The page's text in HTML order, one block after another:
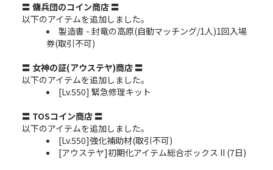
〓 傭兵団のコイン商店 〓
以下のアイテムを追加しました。
製造書 - 封竜の高原(自動マッチング/1人)1回入場
券(取引不可)
〓 女神の証(アウステヤ)商店 〓
以下のアイテムを追加しました。
[Lv.550] 緊急修理キット
〓 TOSコイン商店 〓
以下のアイテムを追加しました。
[Lv.550]強化補助材(取引不可)
[アウステヤ]初期化アイテム総合ボックス II (7日)